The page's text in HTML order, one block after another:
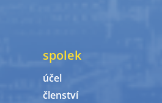
spolek
účel
členství